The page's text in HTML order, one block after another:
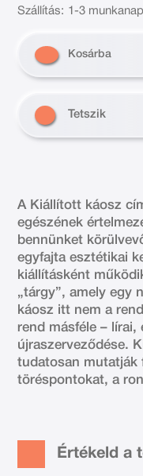
Szállítás: 1-3 munkanap
Kosárba
Tetszik
A Kiállított káosz
egészének
bennünket
egyfajta esztétikai
kiállításként
„tárgy”, amely egy
káosz itt nem a
rend másféle – lírai,
újraszerveződése.
tudatosan mutatják
töréspontokat, a
Értékeld a